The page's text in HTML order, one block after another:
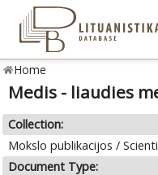
Home
Medis - liaudies
Collection:
Mokslo publikacijos /
Document Type: